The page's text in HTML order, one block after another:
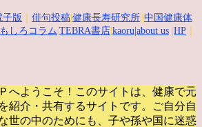
子版 俳句投稿 健康長寿研究所 中国健康体
しろコラム TEBRA書店 kaoru |about us HP
へようこそ！このサイトは、健康で元
紹介・共有するサイトです。
ご自分自
世の中のためにも、子や孫や国に迷惑